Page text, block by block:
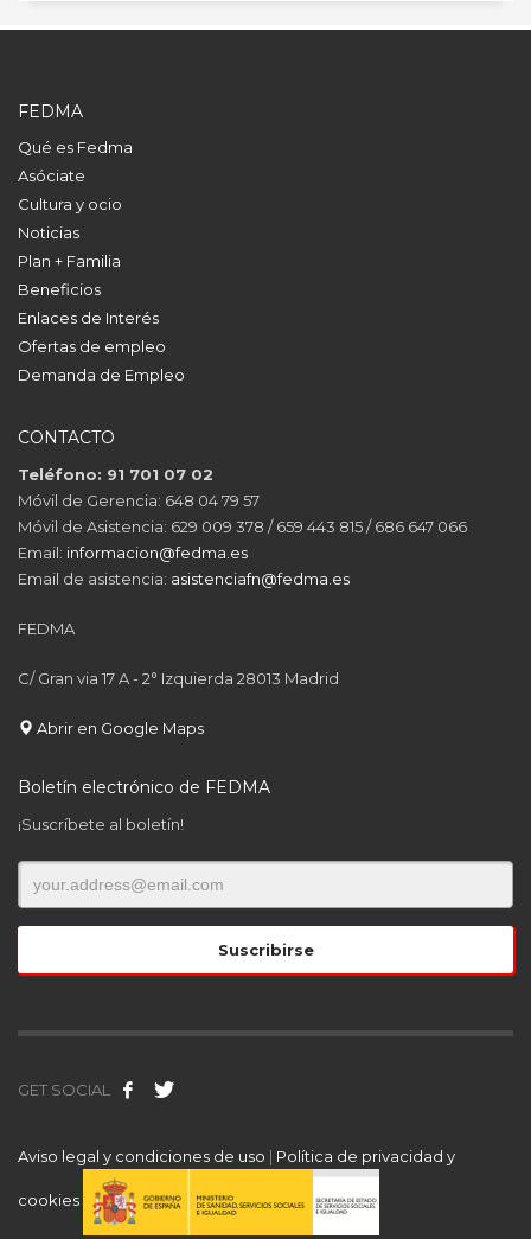
FEDMA
Qué es Fedma
Asóciate
Cultura y ocio
Noticias
Plan + Familia
Beneficios
Enlaces de Interés
Ofertas de empleo
Demanda de Empleo
CONTACTO
Teléfono: 91 701 07 02
Móvil de Gerencia: 648 04 79 57
Móvil de Asistencia: 629 009 378 / 659 443 815 / 686 647 066
Email: informacion@fedma.es
Email de asistencia: asistenciafn@fedma.es
FEDMA
C/ Gran via 17 A - 2° Izquierda 28013 Madrid
Abrir en Google Maps
Boletín electrónico de FEDMA
¡Suscríbete al boletín!
GET SOCIAL
Aviso legal y condiciones de uso | Política de privacidad y
cookies